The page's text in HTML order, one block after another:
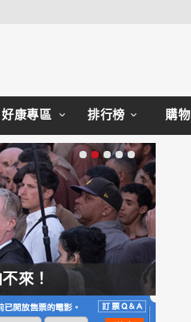
好康專區 排行榜 購
來！